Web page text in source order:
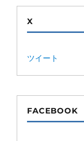
X
ツイート
FACEBOOK